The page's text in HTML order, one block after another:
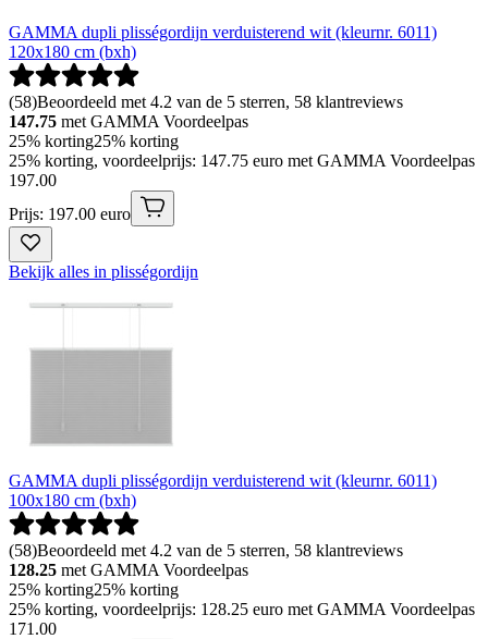
GAMMA dupli plisségordijn verduisterend wit (kleurnr. 6011)
120x180 cm (bxh)
(58)Beoordeeld met 4.2 van de 5 sterren, 58 klantreviews
147.75 met GAMMA Voordeelpas
25% korting25% korting
25% korting, voordeelprijs: 147.75 euro met GAMMA Voordeelpas
197.00
Prijs: 197.00 euro
Bekijk alles in plisségordijn
GAMMA dupli plisségordijn verduisterend wit (kleurnr. 6011)
100x180 cm (bxh)
(58)Beoordeeld met 4.2 van de 5 sterren, 58 klantreviews
128.25 met GAMMA Voordeelpas
25% korting25% korting
25% korting, voordeelprijs: 128.25 euro met GAMMA Voordeelpas
171 .00